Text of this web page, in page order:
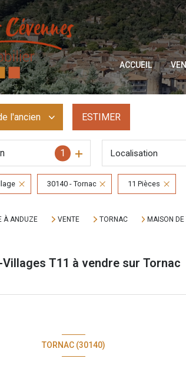
ACCUEIL
l'ancien ESTIMER
1 Localisation
30140 - Tornac 11 Pièces
À ANDUZE VENTE TORNAC MAISON
T11 à vendre sur Tornac
TORNAC (30140)